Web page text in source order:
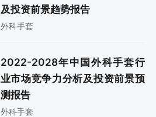
及投资前景趋势报告
外科手套
2022-2028年中国外科手套行
业市场竞争力分析及投资前景预
测报告
外科手套